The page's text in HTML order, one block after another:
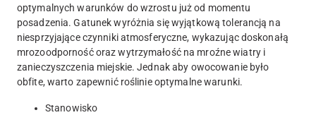
optymalnych warunków do wzrostu już od momentu
posadzenia. Gatunek wyróżnia się wyjątkową tolerancją na
niesprzyjające czynniki atmosferyczne, wykazując doskonałą
mrozoodporność oraz wytrzymałość na mroźne wiatry i
zanieczyszczenia miejskie. Jednak aby owocowanie było
obfite, warto zapewnić roślinie optymalne warunki.
Stanowisko